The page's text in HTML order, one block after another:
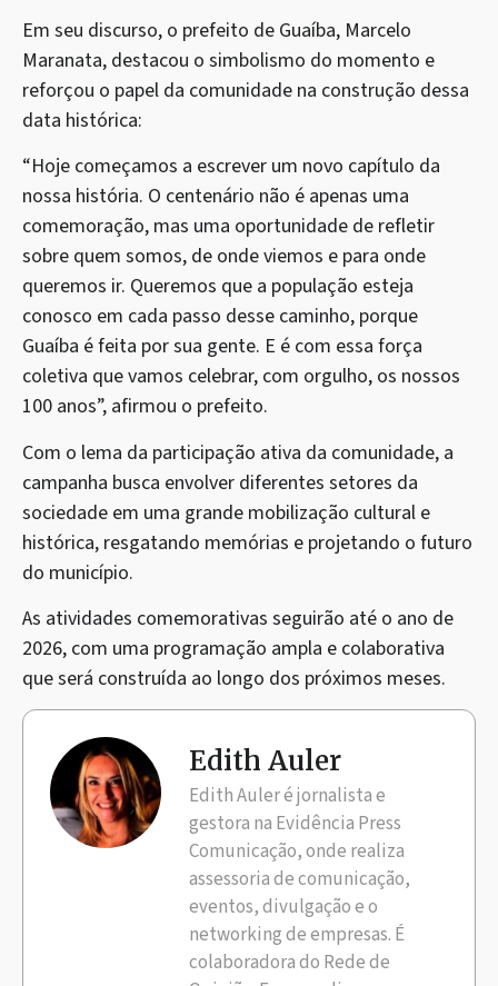
Em seu discurso, o prefeito de Guaíba, Marcelo
Maranata, destacou o simbolismo do momento e
reforçou o papel da comunidade na construção dessa
data histórica:
“Hoje começamos a escrever um novo capítulo da
nossa história. O centenário não é apenas uma
comemoração, mas uma oportunidade de refletir
sobre quem somos, de onde viemos e para onde
queremos ir. Queremos que a população esteja
conosco em cada passo desse caminho, porque
Guaíba é feita por sua gente. E é com essa força
coletiva que vamos celebrar, com orgulho, os nossos
100 anos”, afirmou o prefeito.
Com o lema da participação ativa da comunidade, a
campanha busca envolver diferentes setores da
sociedade em uma grande mobilização cultural e
histórica, resgatando memórias e projetando o futuro
do município.
As atividades comemorativas seguirão até o ano de
2026, com uma programação ampla e colaborativa
que será construída ao longo dos próximos meses.
Edith Auler
Edith Auler é jornalista e
gestora na Evidência Press
Comunicação, onde realiza
assessoria de comunicação,
eventos, divulgação e o
networking de empresas. É
colaboradora do Rede de